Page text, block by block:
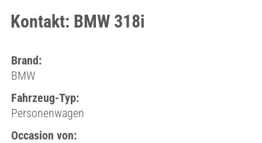
Kontakt: BMW 318i
Brand:
BMW
Fahrzeug-Typ:
Personenwagen
Occasion von: